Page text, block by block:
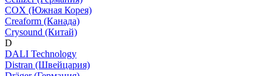
COX (Южная Корея)
Creaform (Канада)
Crysound (Китай)
D
DALI Technology
Distran (Швейцария)